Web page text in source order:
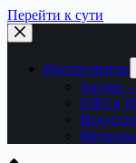
Перейти к сути
Инструменты
Акции —
ОФЗ и